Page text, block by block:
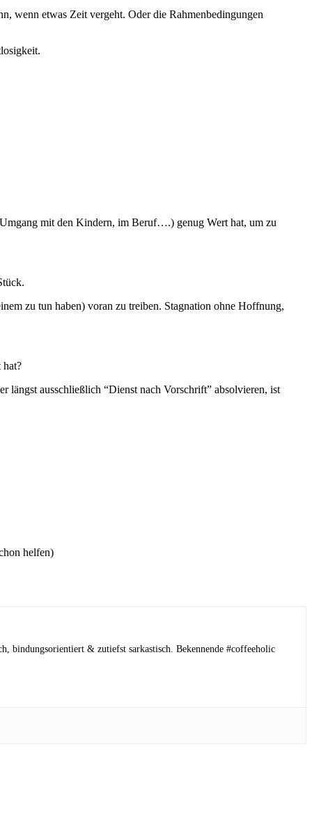
wenn etwas Zeit vergeht. Oder die Rahmenbedingungen
mit den Kindern, im Beruf….) genug Wert hat, um zu
zu tun haben) voran zu treiben. Stagnation ohne Hoffnung,
hat?
ausschließlich “Dienst nach Vorschrift” absolvieren, ist
helfen)
bindungsorientiert & zutiefst sarkastisch. Bekennende #coffeeholic